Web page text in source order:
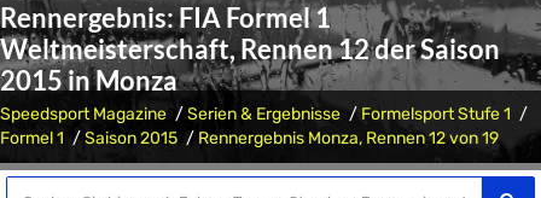
Rennergebnis: FIA Formel 1
Weltmeisterschaft, Rennen 12 der Saison
2015 in Monza
Speedsport Magazine Serien & Ergebnisse
Formelsport Stufe 1
Formel 1
Saison 2015 Rennergebnis Monza, Rennen 12 von 19